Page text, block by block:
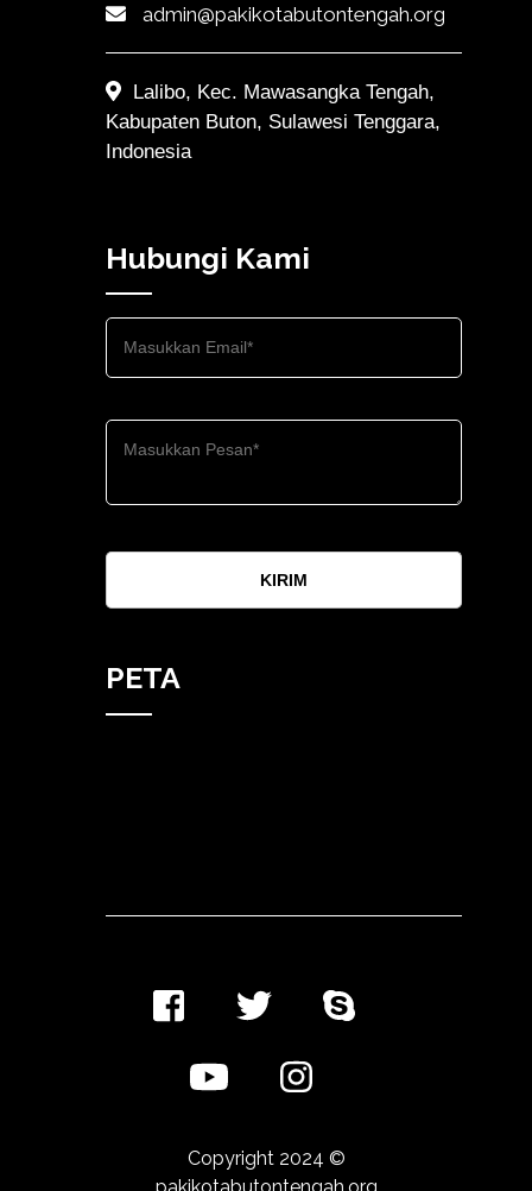
admin@pakikotabutontengah.org
Lalibo, Kec. Mawasangka Tengah,
Kabupaten Buton, Sulawesi Tenggara,
Indonesia
Hubungi Kami
KIRIM
PETA
Copyright 2024 ©